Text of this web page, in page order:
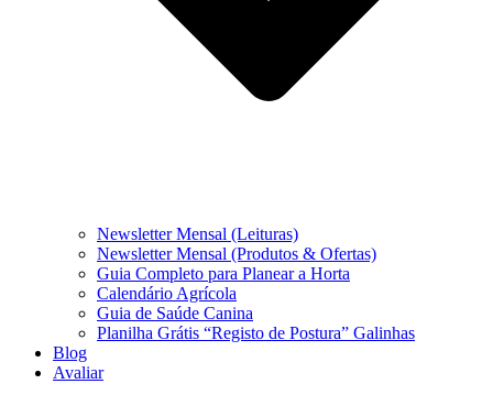
Newsletter Mensal (Leituras)
Newsletter Mensal (Produtos & Ofertas)
Guia Completo para Planear a Horta
Calendário Agrícola
Guia de Saúde Canina
Planilha Grátis “Registo de Postura” Galinhas
Blog
Avaliar